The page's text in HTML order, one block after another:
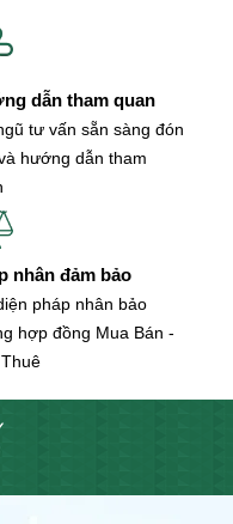
dẫn tham quan
tư vấn sẵn sàng đón
hướng dẫn tham
nhân đảm bảo
pháp nhân bảo
hợp đồng Mua Bán -